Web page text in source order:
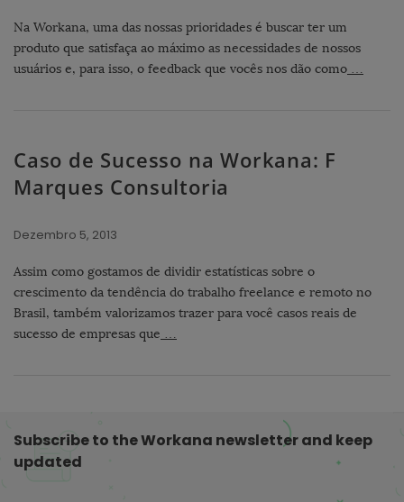
Na Workana, uma das nossas prioridades é buscar ter um
produto que satisfaça ao máximo as necessidades de nossos
usuários e, para isso, o feedback que vocês nos dão como …
Caso de Sucesso na Workana: F
Marques Consultoria
Dezembro 5, 2013
Assim como gostamos de dividir estatísticas sobre o
crescimento da tendência do trabalho freelance e remoto no
Brasil, também valorizamos trazer para você casos reais de
sucesso de empresas que …
Subscribe to the Workana newsletter and keep
updated